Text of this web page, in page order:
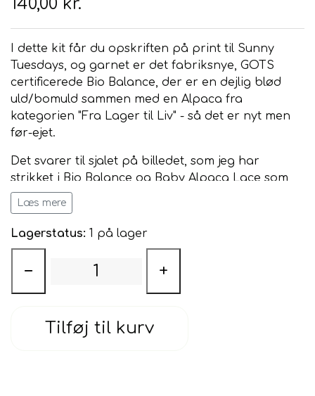
I dette kit får du opskriften på print til Sunny
Tuesdays, og garnet er det fabriksnye, GOTS
certificerede Bio Balance, der er en dejlig blød
uld/bomuld sammen med en Alpaca fra
kategorien "Fra Lager til Liv" - så det er nyt men
før-ejet.
Det svarer til sjalet på billedet, som jeg har
strikket i Bio Balance og Baby Alpaca Lace som
du også finder under
midt for.
Læs mere
Lagerstatus: 1 på lager
− +
Tilføj til kurv